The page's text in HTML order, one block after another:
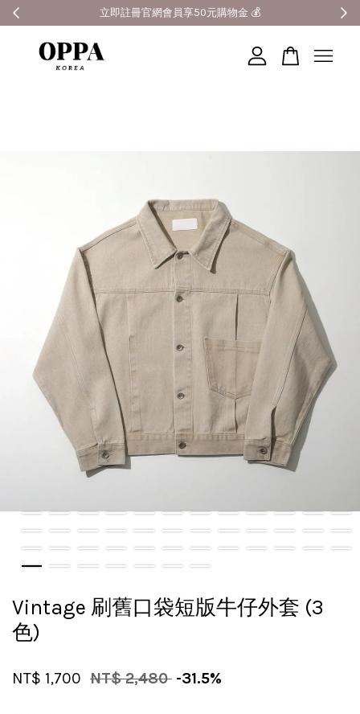
全館滿3000元超商免運 🚚
Vintage 刷舊口袋短版牛仔外套 (3
色)
NT$ 1,700 NT$ 2,480 -31.5%